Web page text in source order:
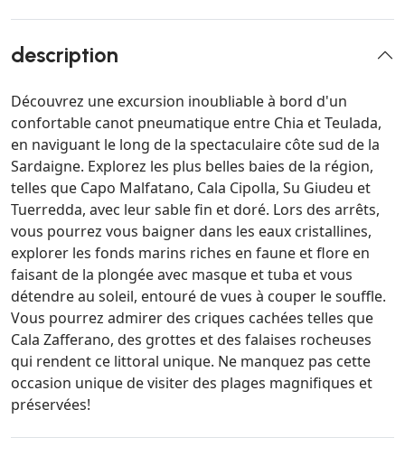
description
Découvrez une excursion inoubliable à bord d'un
confortable canot pneumatique entre Chia et Teulada,
en naviguant le long de la spectaculaire côte sud de la
Sardaigne. Explorez les plus belles baies de la région,
telles que Capo Malfatano, Cala Cipolla, Su Giudeu et
Tuerredda, avec leur sable fin et doré. Lors des arrêts,
vous pourrez vous baigner dans les eaux cristallines,
explorer les fonds marins riches en faune et flore en
faisant de la plongée avec masque et tuba et vous
détendre au soleil, entouré de vues à couper le souffle.
Vous pourrez admirer des criques cachées telles que
Cala Zafferano, des grottes et des falaises rocheuses
qui rendent ce littoral unique. Ne manquez pas cette
occasion unique de visiter des plages magnifiques et
préservées!